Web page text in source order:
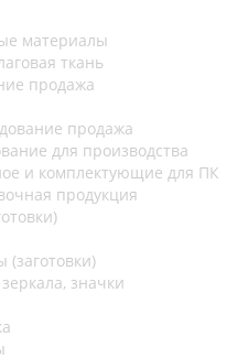
материалы
ткань
продажа
продажа
для производства
и комплектующие для ПК
продукция
(заготовки)
значки